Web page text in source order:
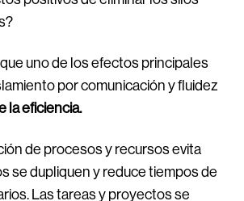
uno de los efectos principales
por comunicación y fluidez
la eficiencia.
de procesos y recursos evita
se dupliquen y reduce tiempos de
Las tareas y proyectos se